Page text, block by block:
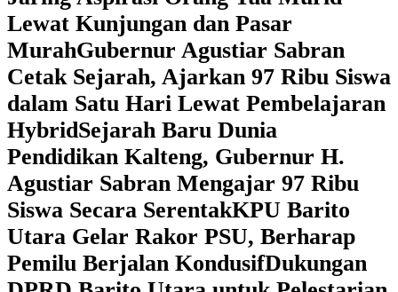
Lewat Kunjungan dan Pasar
MurahGubernur Agustiar Sabran
Cetak Sejarah, Ajarkan 97 Ribu Siswa
dalam Satu Hari Lewat Pembelajaran
HybridSejarah Baru Dunia
Pendidikan Kalteng, Gubernur H.
Agustiar Sabran Mengajar 97 Ribu
Siswa Secara SerentakKPU Barito
Utara Gelar Rakor PSU, Berharap
Pemilu Berjalan KondusifDukungan